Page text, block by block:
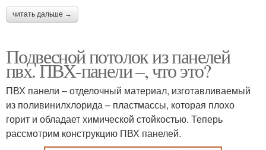
читать дальше →
Подвесной потолок из панелей
пвх. ПВХ-панели –, что это?
ПВХ панели – отделочный материал, изготавливаемый
из поливинилхлорида – пластмассы, которая плохо
горит и обладает химической стойкостью. Теперь
рассмотрим конструкцию ПВХ панелей.